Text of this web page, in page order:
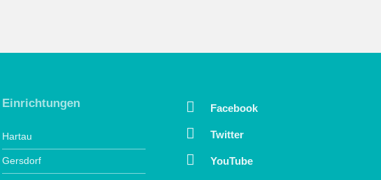
Einrichtungen
Hartau
Gersdorf
Facebook
Twitter
YouTube